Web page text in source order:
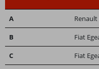
A
B Fiat
C Fiat